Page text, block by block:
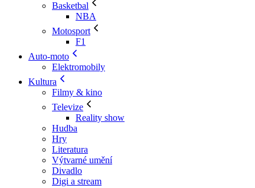
Basketbal
NBA
Motosport
F1
Auto-moto
Elektromobily
Kultura
Filmy & kino
Televize
Reality show
Hudba
Hry
Literatura
Výtvarné umění
Divadlo
Digi a stream